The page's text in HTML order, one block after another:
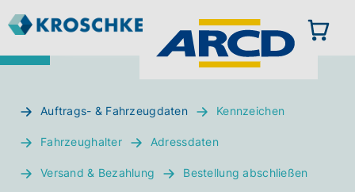
Auftrags- & Fahrzeugdaten Kennzeichen
Fahrzeughalter Adressdaten
Versand & Bezahlung Bestellung abschließen